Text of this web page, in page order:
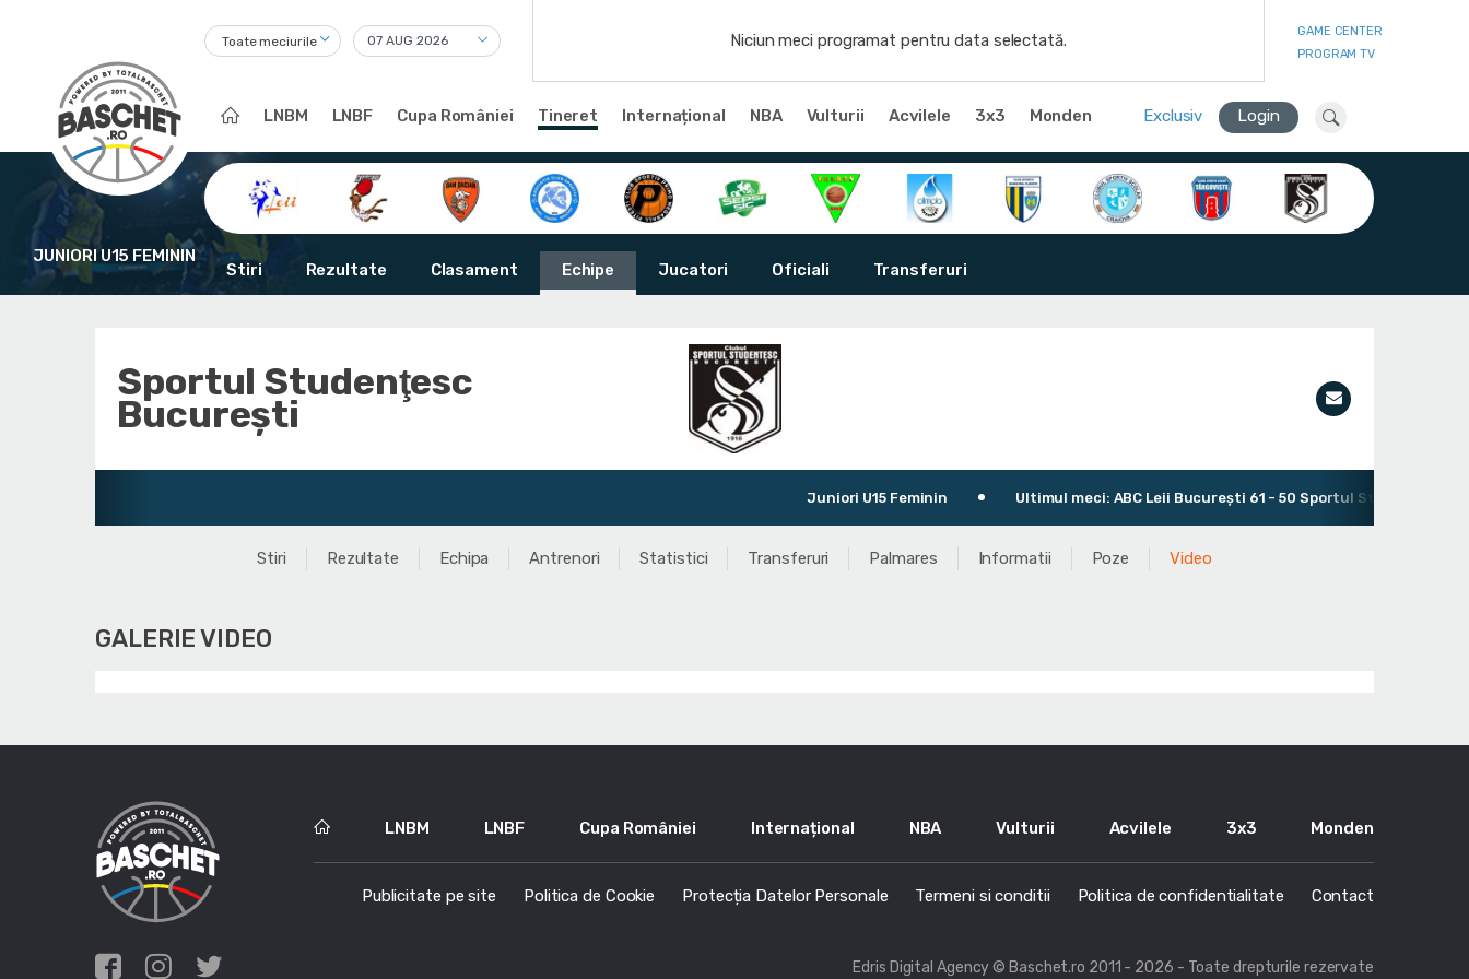
Toate meciurile Niciun meci programat pentru data selectată.
GAME CENTER
PROGRAM TV
LNBM LNBF Cupa României Tineret Internațional NBA Vulturii Acvilele 3x3 Monden Exclusiv Login
JUNIORI U15 FEMININ
Stiri Rezultate Clasament Echipe Jucatori Oficiali Transferuri
Sportul Studenţesc
Bucureşti
Juniori U15 Feminin Ultimul meci: ABC Leii București 61 - 50 Sportul Studenţesc
Stiri Rezultate Echipa Antrenori Statistici Transferuri Palmares Informatii Poze Video
GALERIE VIDEO
LNBM LNBF Cupa României Internațional NBA Vulturii Acvilele 3x3 Monden
Publicitate pe site Politica de Cookie Protecția Datelor Personale Termeni si conditii Politica de confidentialitate Contact
Edris Digital Agency© Baschet.ro 2011 - 2026 - Toate drepturile rezervate